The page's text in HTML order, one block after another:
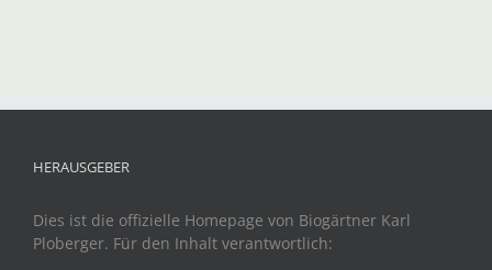
HERAUSGEBER
Dies ist die offizielle Homepage von Biogärtner Karl
Ploberger. Für den Inhalt verantwortlich: